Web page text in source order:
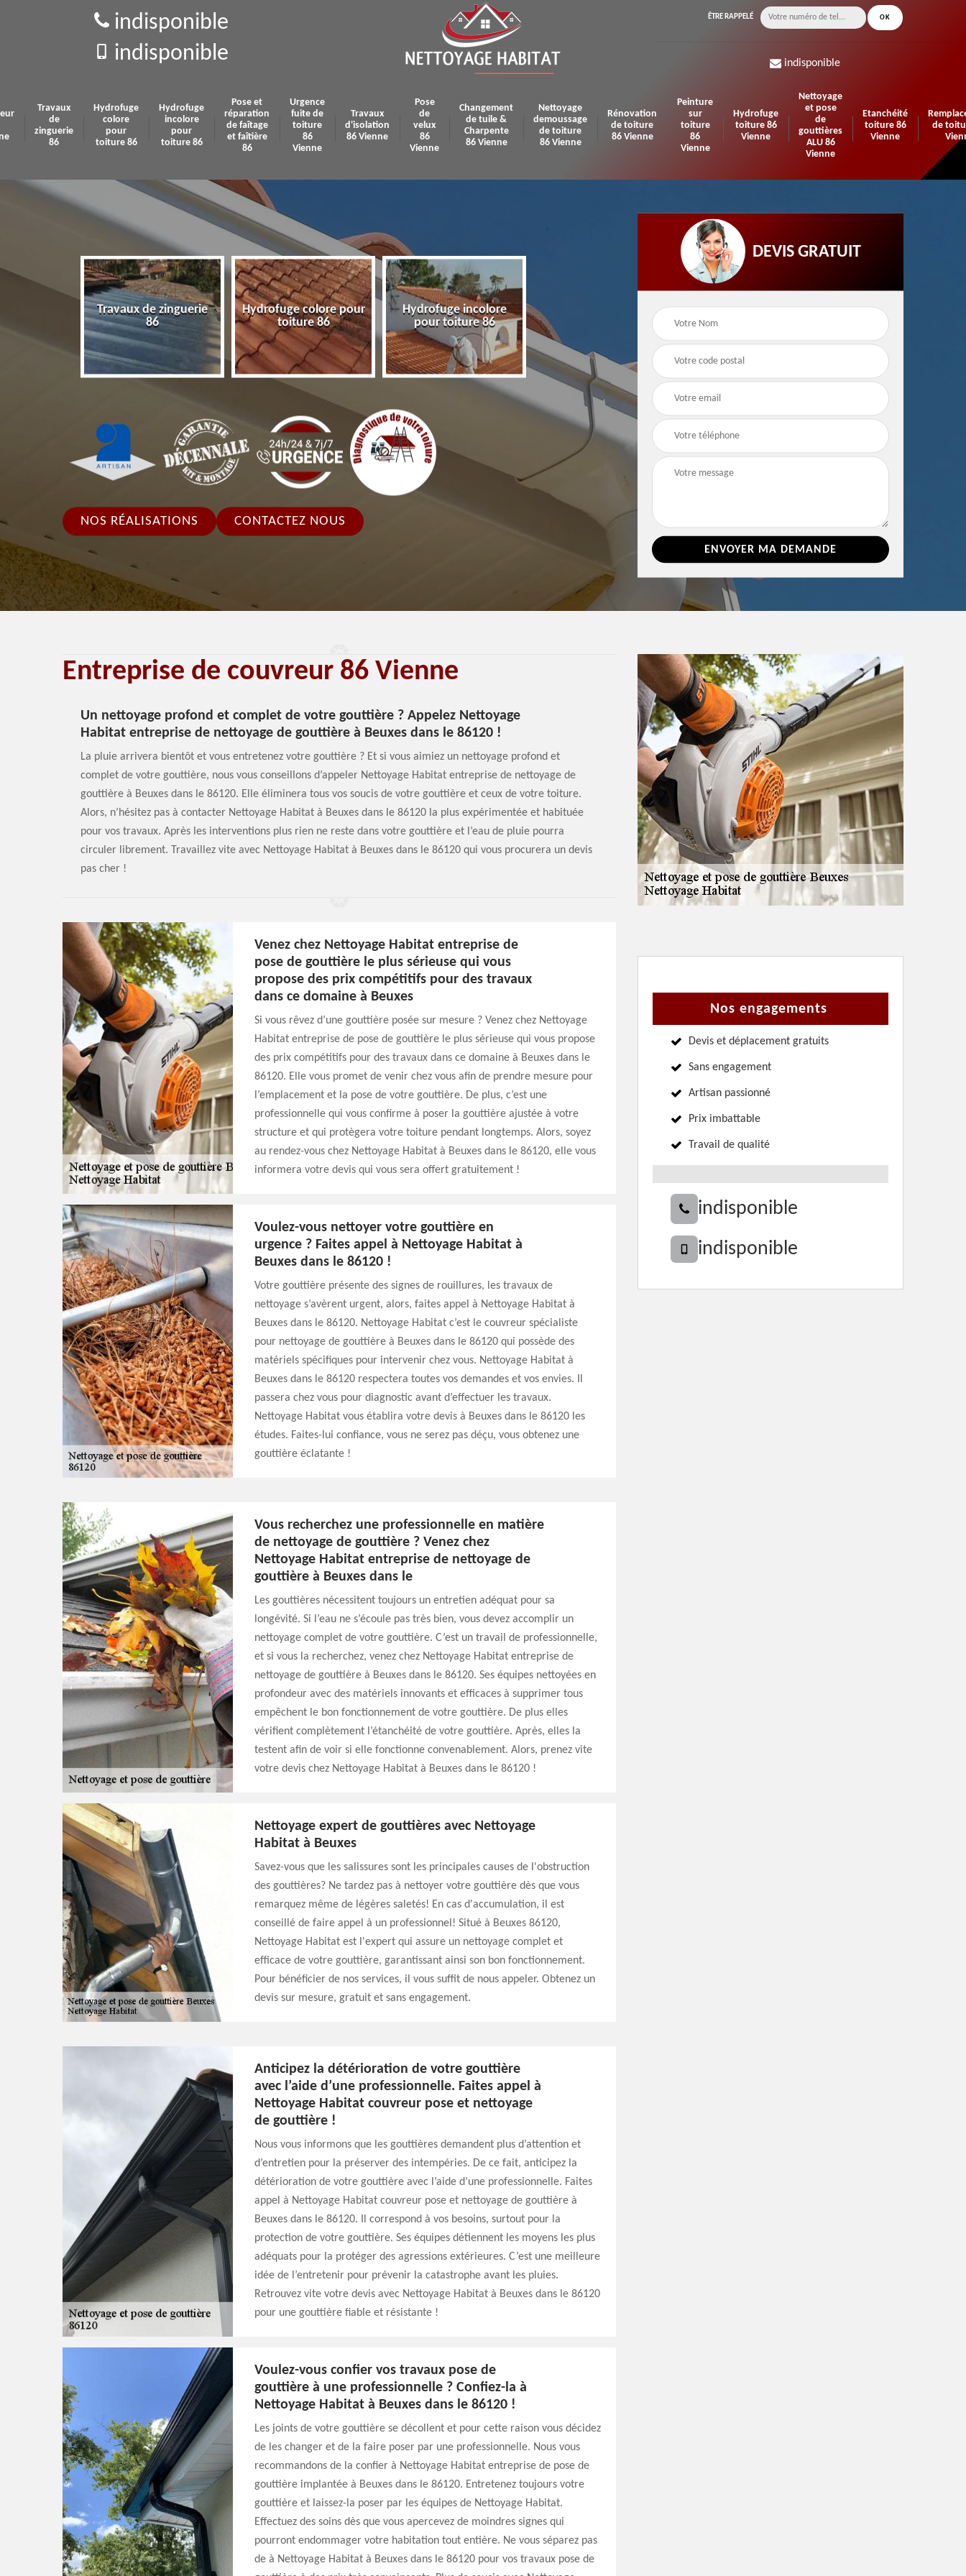
indisponible
indisponible
ÊTRE RAPPELÉ
indisponible
Travaux
de
zinguerie
86
Hydrofuge
colore
pour
toiture 86
Hydrofuge
incolore
pour
toiture 86
Pose et
réparation
de faîtage
et faîtière
86
Urgence
fuite de
toiture
86
Vienne
Travaux
d'isolation
86 Vienne
Pose
de
velux
86
Vienne
Changement
de tuile &
Charpente
86 Vienne
Nettoyage
demoussage
de toiture
86 Vienne
Rénovation
de toiture
86 Vienne
Peinture
sur
toiture
86
Vienne
Hydrofuge
toiture 86
Vienne
Nettoyage
et pose
de
gouttières
ALU 86
Vienne
Etanchéité
toiture 86
Vienne
de
Travaux de zinguerie
86
Hydrofuge colore pour
toiture 86
Hydrofuge incolore
pour toiture 86
Pose et réparation de
faîtage et faîtière 86
Urgence fuite de
toiture 86 Vienne
Travaux d'isolation 86
Vienne
NOS RÉALISATIONS CONTACTEZ NOUS
DEVIS GRATUIT
Entreprise de couvreur 86 Vienne
Un nettoyage profond et complet de votre gouttière ? Appelez Nettoyage
Habitat entreprise de nettoyage de gouttière à Beuxes dans le 86120 !
La pluie arrivera bientôt et vous entretenez votre gouttière ? Et si vous aimiez un nettoyage profond et
complet de votre gouttière, nous vous conseillons d’appeler Nettoyage Habitat entreprise de nettoyage de
gouttière à Beuxes dans le 86120. Elle éliminera tous vos soucis de votre gouttière et ceux de votre toiture.
Alors, n’hésitez pas à contacter Nettoyage Habitat à Beuxes dans le 86120 la plus expérimentée et habituée
pour vos travaux. Après les interventions plus rien ne reste dans votre gouttière et l’eau de pluie pourra
circuler librement. Travaillez vite avec Nettoyage Habitat à Beuxes dans le 86120 qui vous procurera un devis
pas cher !
Venez chez Nettoyage Habitat entreprise de
pose de gouttière le plus sérieuse qui vous
propose des prix compétitifs pour des travaux
dans ce domaine à Beuxes
Si vous rêvez d’une gouttière posée sur mesure ? Venez chez Nettoyage
Habitat entreprise de pose de gouttière le plus sérieuse qui vous propose
des prix compétitifs pour des travaux dans ce domaine à Beuxes dans le
86120. Elle vous promet de venir chez vous afin de prendre mesure pour
l’emplacement et la pose de votre gouttière. De plus, c’est une
professionnelle qui vous confirme à poser la gouttière ajustée à votre
structure et qui protègera votre toiture pendant longtemps. Alors, soyez
au rendez-vous chez Nettoyage Habitat à Beuxes dans le 86120, elle vous
informera votre devis qui vous sera offert gratuitement !
Voulez-vous nettoyer votre gouttière en
urgence ? Faites appel à Nettoyage Habitat à
Beuxes dans le 86120 !
Votre gouttière présente des signes de rouillures, les travaux de
nettoyage s’avèrent urgent, alors, faites appel à Nettoyage Habitat à
Beuxes dans le 86120. Nettoyage Habitat c’est le couvreur spécialiste
pour nettoyage de gouttière à Beuxes dans le 86120 qui possède des
matériels spécifiques pour intervenir chez vous. Nettoyage Habitat à
Beuxes dans le 86120 respectera toutes vos demandes et vos envies. Il
passera chez vous pour diagnostic avant d’effectuer les travaux.
Nettoyage Habitat vous établira votre devis à Beuxes dans le 86120 les
études. Faites-lui confiance, vous ne serez pas déçu, vous obtenez une
gouttière éclatante !
Vous recherchez une professionnelle en matière
de nettoyage de gouttière ? Venez chez
Nettoyage Habitat entreprise de nettoyage de
gouttière à Beuxes dans le
Les gouttières nécessitent toujours un entretien adéquat pour sa
longévité. Si l’eau ne s’écoule pas très bien, vous devez accomplir un
nettoyage complet de votre gouttière. C’est un travail de professionnelle,
et si vous la recherchez, venez chez Nettoyage Habitat entreprise de
nettoyage de gouttière à Beuxes dans le 86120. Ses équipes nettoyées en
profondeur avec des matériels innovants et efficaces à supprimer tous
empêchent le bon fonctionnement de votre gouttière. De plus elles
vérifient complètement l’étanchéité de votre gouttière. Après, elles la
testent afin de voir si elle fonctionne convenablement. Alors, prenez vite
votre devis chez Nettoyage Habitat à Beuxes dans le 86120 !
Nettoyage expert de gouttières avec Nettoyage
Habitat à Beuxes
Savez-vous que les salissures sont les principales causes de l'obstruction
des gouttières? Ne tardez pas à nettoyer votre gouttière dès que vous
remarquez même de légères saletés! En cas d'accumulation, il est
conseillé de faire appel à un professionnel! Situé à Beuxes 86120,
Nettoyage Habitat est l'expert qui assure un nettoyage complet et
efficace de votre gouttière, garantissant ainsi son bon fonctionnement.
Pour bénéficier de nos services, il vous suffit de nous appeler. Obtenez un
devis sur mesure, gratuit et sans engagement.
Anticipez la détérioration de votre gouttière
avec l’aide d’une professionnelle. Faites appel à
Nettoyage Habitat couvreur pose et nettoyage
de gouttière !
Nous vous informons que les gouttières demandent plus d’attention et
d’entretien pour la préserver des intempéries. De ce fait, anticipez la
détérioration de votre gouttière avec l’aide d’une professionnelle. Faites
appel à Nettoyage Habitat couvreur pose et nettoyage de gouttière à
Beuxes dans le 86120. Il correspond à vos besoins, surtout pour la
protection de votre gouttière. Ses équipes détiennent les moyens les plus
adéquats pour la protéger des agressions extérieures. C’est une meilleure
idée de l’entretenir pour prévenir la catastrophe avant les pluies.
Retrouvez vite votre devis avec Nettoyage Habitat à Beuxes dans le 86120
pour une gouttière fiable et résistante !
Voulez-vous confier vos travaux pose de
gouttière à une professionnelle ? Confiez-la à
Nettoyage Habitat à Beuxes dans le 86120 !
Les joints de votre gouttière se décollent et pour cette raison vous décidez
de les changer et de la faire poser par une professionnelle. Nous vous
recommandons de la confier à Nettoyage Habitat entreprise de pose de
gouttière implantée à Beuxes dans le 86120. Entretenez toujours votre
gouttière et laissez-la poser par les équipes de Nettoyage Habitat.
Effectuez des soins dès que vous apercevez de moindres signes qui
pourront endommager votre habitation tout entière. Ne vous séparez pas
de à Nettoyage Habitat à Beuxes dans le 86120 pour vos travaux pose de
Nos engagements
Devis et déplacement gratuits
Sans engagement
Artisan passionné
Prix imbattable
Travail de qualité
indisponible
indisponible